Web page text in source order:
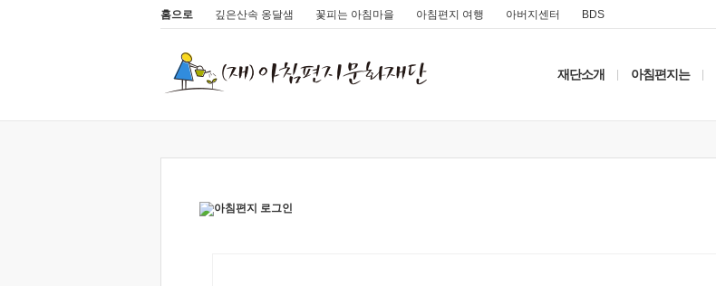
홈으로 깊은산속 옹달샘 꽃피는 아침마을 아침편지 여행 아버지센터 BDS
재단소개 아침편지는